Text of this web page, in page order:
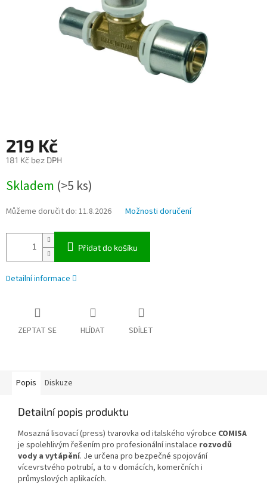
219 Kč
181 Kč bez DPH
cena:
Skladem (>5 ks)
Můžeme doručit do: 11.8.2026 Možnosti doručení
Přidat do košíku
Detailní informace
ZEPTAT SE HLÍDAT SDÍLET
Popis Diskuze
Detailní popis produktu
Mosazná lisovací (press) tvarovka od italského výrobce COMISA
je spolehlivým řešením pro profesionální instalace rozvodů
vody a vytápění. Je určena pro bezpečné spojování
vícevrstvého potrubí, a to v domácích, komerčních i
průmyslových aplikacích.